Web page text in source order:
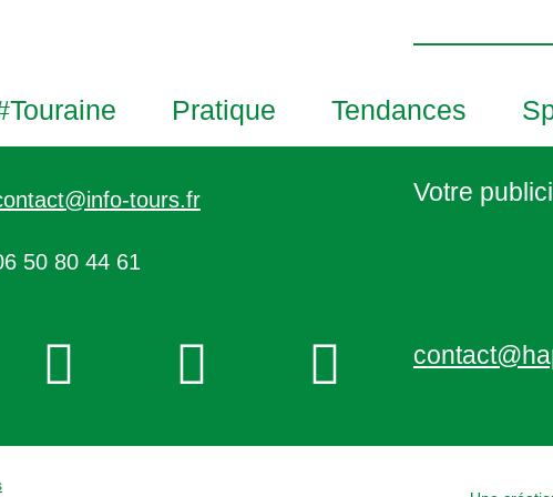
V
e
Pratique Tendances
tours.fr
50 80 44 61
Votre